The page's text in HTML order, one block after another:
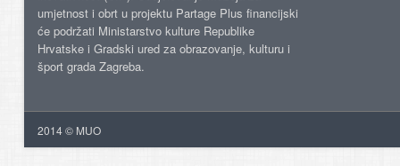
umjetnost i obrt u projektu Partage Plus financijski
će podržati Ministarstvo kulture Republike
Hrvatske i Gradski ured za obrazovanje, kulturu i
šport grada Zagreba.
2014 © MUO